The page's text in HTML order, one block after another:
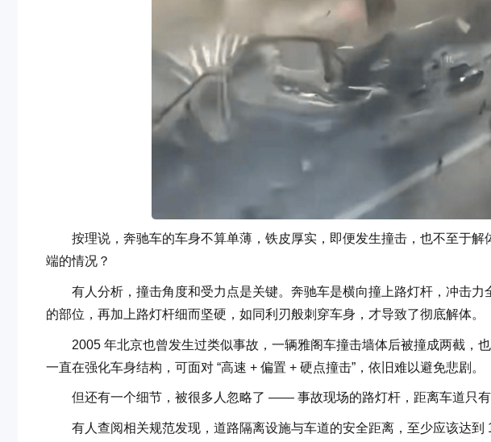
按理说，奔驰车的车身不算单薄，铁皮厚实，即便发生撞击，也不至于解
端的情况？
有人分析，撞击角度和受力点是关键。奔驰车是横向撞上路灯杆，冲击
的部位，再加上路灯杆细而坚硬，如同利刃般刺穿车身，才导致了彻底解体。
2005 年北京也曾发生过类似事故，一辆雅阁车撞击墙体后被撞成两截，
一直在强化车身结构，可面对 “高速 + 偏置 + 硬点撞击”，依旧难以避免悲剧。
但还有一个细节，被很多人忽略了 —— 事故现场的路灯杆，距离车道只有
有人查阅相关规范发现，道路隔离设施与车道的安全距离，至少应该达到